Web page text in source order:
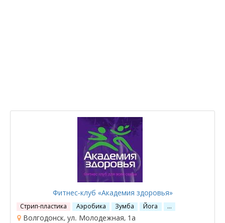
Фитнес-клуб «Академия здоровья»
Стрип-пластика Аэробика Зумба Йога …
Волгодонск, ул. Молодежная, 1а